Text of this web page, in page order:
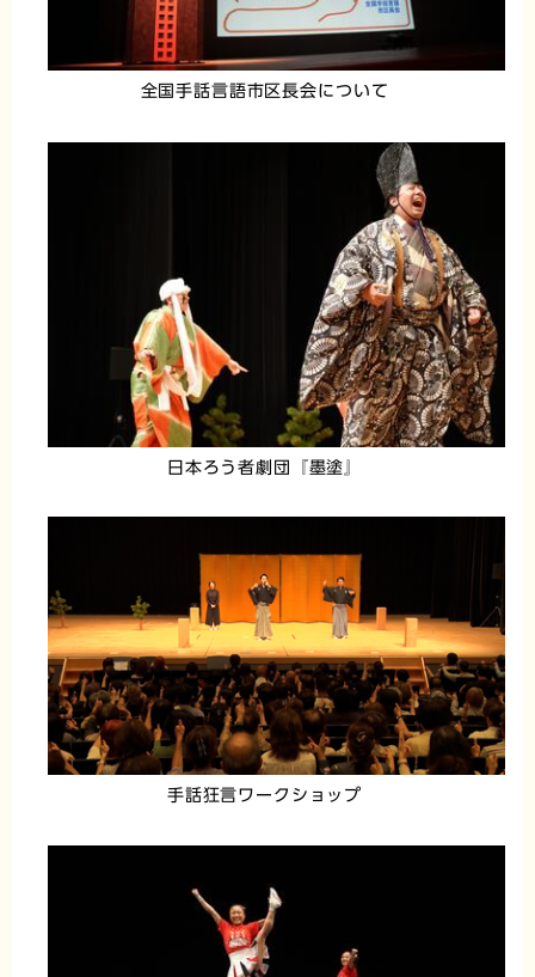
全国手話言語市区長会について
日本ろう者劇団『墨塗』
手話狂言ワークショップ